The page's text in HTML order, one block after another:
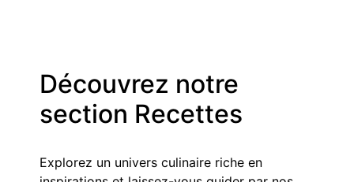
Découvrez notre
section Recettes
Explorez un univers culinaire riche en